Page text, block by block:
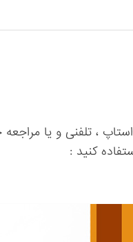
، تلفنی و یا
کنید :